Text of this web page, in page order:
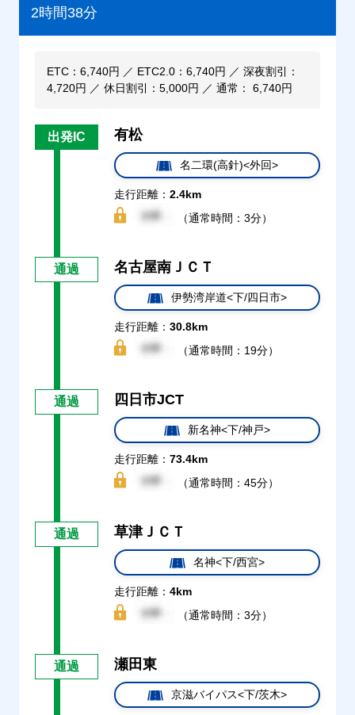
2時間38分
ETC：6,740円 ／ ETC2.0：6,740円 ／ 深夜割引：
4,720円 ／ 休日割引：5,000円 ／ 通常： 6,740円
出発IC 有松
名二環(高針)<外回>
走行距離： 2.4km
（通常時間：3分）
通過 名古屋南ＪＣＴ
伊勢湾岸道<下/四日市>
走行距離： 30.8km
（通常時間：19分）
通過 四日市JCT
新名神<下/神戸>
走行距離： 73.4km
（通常時間：45分）
通過 草津ＪＣＴ
名神<下/西宮>
走行距離： 4km
（通常時間：3分）
通過 瀬田東
京滋バイパス<下/茨木>